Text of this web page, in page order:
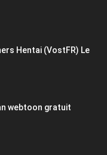
Hentai (VostFR) Le
webtoon gratuit